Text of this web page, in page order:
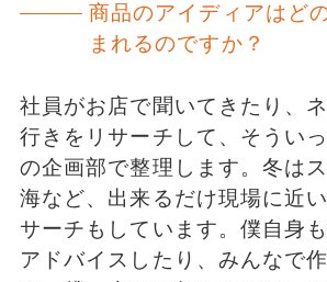
商品のアイディアはど
まれるのですか？
社員がお店で聞いてきたり、
行きをリサーチして、そうい
の企画部で整理します。冬は
海など、出来るだけ現場に近
サーチもしています。僕自身
アドバイスしたり、みんなで